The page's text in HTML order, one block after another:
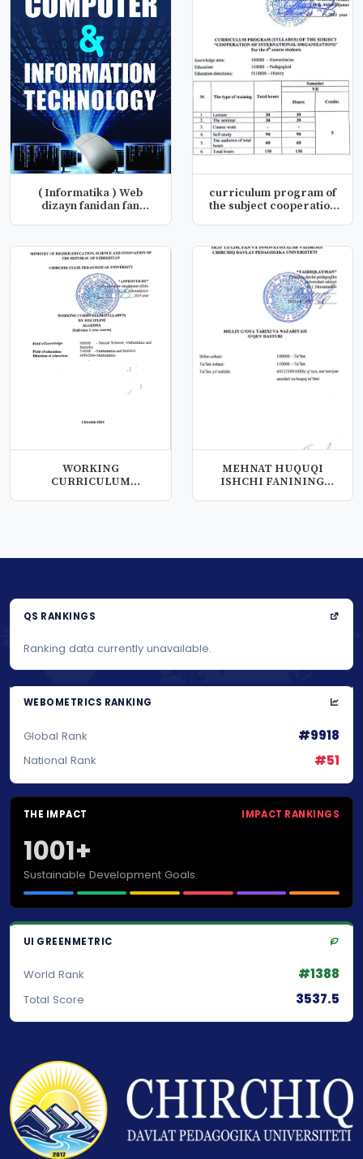
( Informatika ) Web
dizayn fanidan fan
curriculum program of
the subject cooperation
WORKING
CURRICULUM
MEHNAT HUQUQI
ISHCHI FANINING
QS RANKINGS
Ranking data currently unavailable.
WEBOMETRICS RANKING
Global Rank #9918
National Rank #51
THE IMPACT IMPACT RANKINGS
1001+
Sustainable Development Goals
UI GREENMETRIC
World Rank #1388
Total Score 3537.5